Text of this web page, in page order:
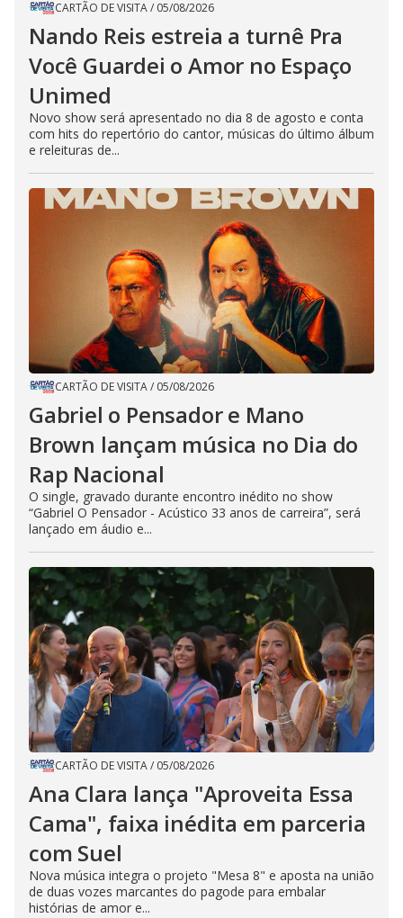
CARTÃO DE VISITA/ 05/08/2026
Nando Reis estreia a turnê Pra
Você Guardei o Amor no Espaço
Unimed
Novo show será apresentado no dia 8 de agosto e conta
com hits do repertório do cantor, músicas do último álbum
e releituras de...
CARTÃO DE VISITA/ 05/08/2026
Gabriel o Pensador e Mano
Brown lançam música no Dia do
Rap Nacional
O single, gravado durante encontro inédito no show
“Gabriel O Pensador - Acústico 33 anos de carreira”, será
lançado em áudio e...
CARTÃO DE VISITA/ 05/08/2026
Ana Clara lança "Aproveita Essa
Cama", faixa inédita em parceria
com Suel
Nova música integra o projeto "Mesa 8" e aposta na união
de duas vozes marcantes do pagode para embalar
histórias de amor e...